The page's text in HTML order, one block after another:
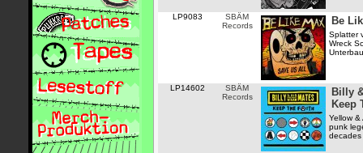
LP9083
SBÄM
Records
Be
Splatter
Wreck
LP14602
SBÄM
Records
Billy
Keep
Yellow
punk
decades